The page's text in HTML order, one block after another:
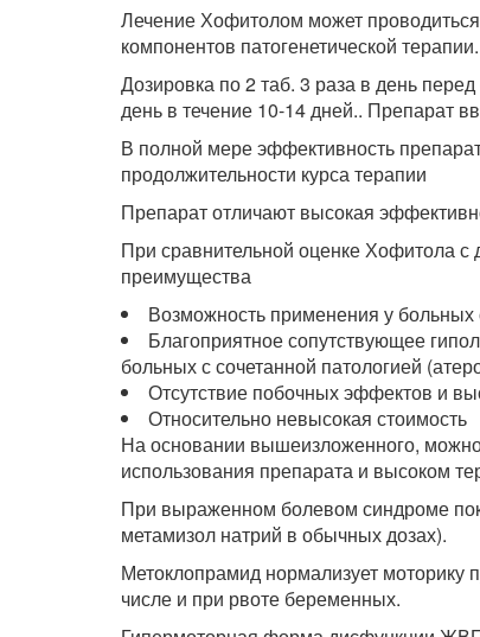
Лечение Хофитолом может
компонентов патогенетической терапии.
Дозировка по 2 таб. 3 раза в день
день в течение 10-14 дней.. Препарат
В полной мере эффективность
продолжительности курса терапии
Препарат отличают высокая
При сравнительной оценке Хофитола
преимущества
Возможность применения у больных
Благоприятное сопутствующее
больных с сочетанной патологией
Отсутствие побочных эффектов и
Относительно невысокая стоимость
На основании вышеизложенного,
использования препарата и высоком
При выраженном болевом синдроме
метамизол натрий в обычных дозах).
Метоклопрамид нормализует моторику
числе и при рвоте беременных.